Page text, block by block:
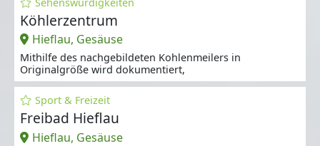
Köhlerzentrum
Hieflau, Gesäuse
Mithilfe des nachgebildeten Kohlenmeilers in
Originalgröße wird dokumentiert,
Sport & Freizeit
Freibad Hieflau
Hieflau, Gesäuse